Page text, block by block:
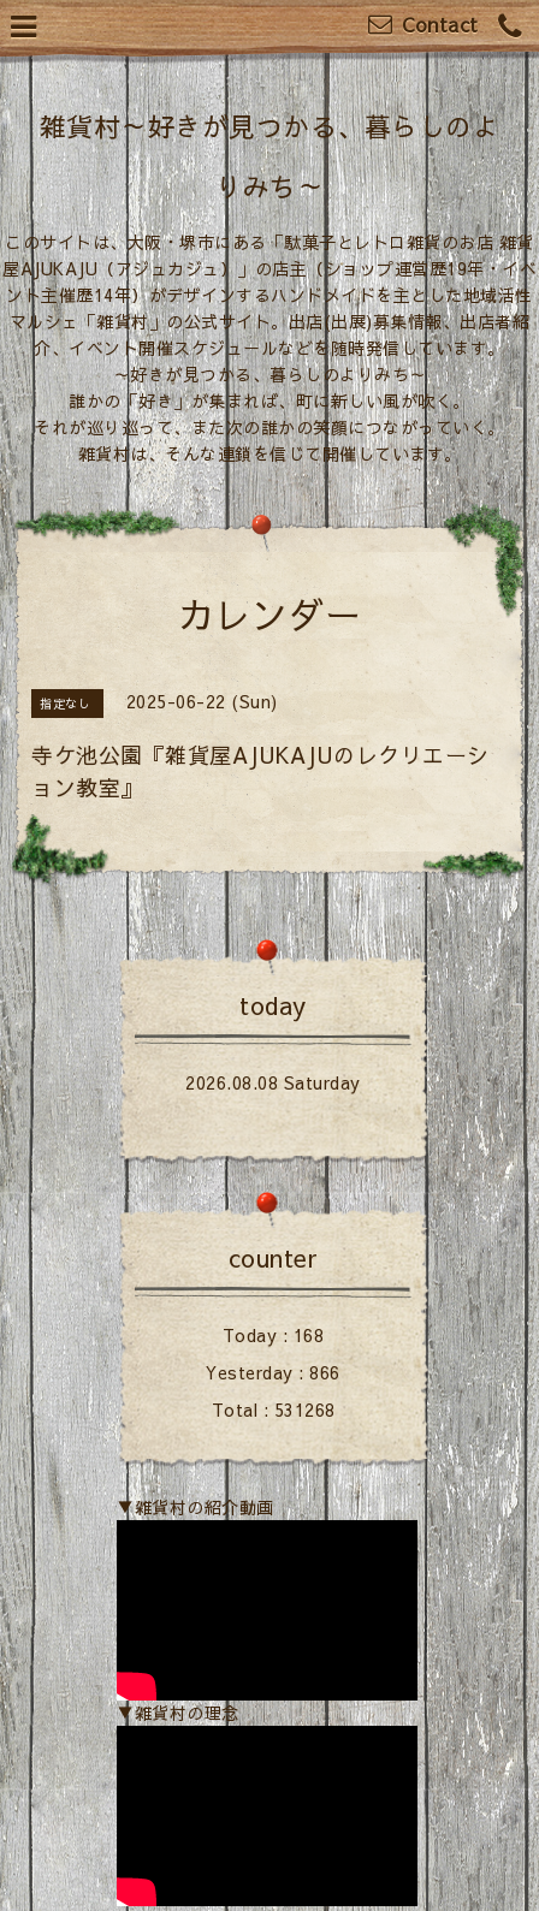
Contact
雑貨村～好きが見つかる、暮らしのよ
りみち～
このサイトは、大阪・堺市にある「駄菓子とレトロ雑貨のお店 雑貨
屋AJUKAJU（アジュカジュ）」の店主（ショップ運営歴19年・イベ
ント主催歴14年）がデザインするハンドメイドを主とした地域活性
マルシェ「雑貨村」の公式サイト。出店(出展)募集情報、出店者紹
介、イベント開催スケジュールなどを随時発信しています。
～好きが見つかる、暮らしのよりみち～
誰かの「好き」が集まれば、町に新しい風が吹く。
それが巡り巡って、また次の誰かの笑顔につながっていく。
雑貨村は、そんな連鎖を信じて開催しています。
カレンダー
指定なし 2025-06-22 (Sun)
寺ケ池公園『雑貨屋AJUKAJUのレクリエーシ
ョン教室』
today
2026.08.08 Saturday
counter
Today : 168
Yesterday :866
Total : 531268
▼雑貨村の紹介動画
▼雑貨村の理念